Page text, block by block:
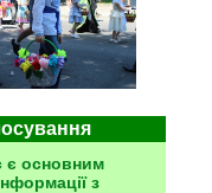
є основним
з